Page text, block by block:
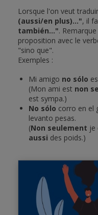
Lorsque l'on veut
(aussi/en plus)...", il
también...".
proposition avec le
"sino que".
Exemples :
Mi amigo no sólo
(Mon ami est non
est sympa.)
No sólo corro en el
levanto pesas.
(Non seulement je
aussi des poids.)